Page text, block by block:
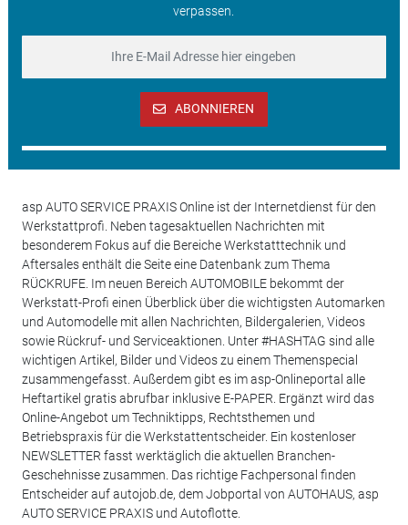
verpassen.
ABONNIEREN
asp AUTO SERVICE PRAXIS Online ist der Internetdienst für den
Werkstattprofi. Neben tagesaktuellen Nachrichten mit
besonderem Fokus auf die Bereiche Werkstatttechnik und
Aftersales enthält die Seite eine Datenbank zum Thema
RÜCKRUFE. Im neuen Bereich AUTOMOBILE bekommt der
Werkstatt-Profi einen Überblick über die wichtigsten Automarken
und Automodelle mit allen Nachrichten, Bildergalerien, Videos
sowie Rückruf- und Serviceaktionen. Unter #HASHTAG sind alle
wichtigen Artikel, Bilder und Videos zu einem Themenspecial
zusammengefasst. Außerdem gibt es im asp-Onlineportal alle
Heftartikel gratis abrufbar inklusive E-PAPER. Ergänzt wird das
Online-Angebot um Techniktipps, Rechtsthemen und
Betriebspraxis für die Werkstattentscheider. Ein kostenloser
NEWSLETTER fasst werktäglich die aktuellen Branchen-
Geschehnisse zusammen. Das richtige Fachpersonal finden
Entscheider auf autojob.de, dem Jobportal von AUTOHAUS, asp
AUTO SERVICE PRAXIS und Autoflotte.